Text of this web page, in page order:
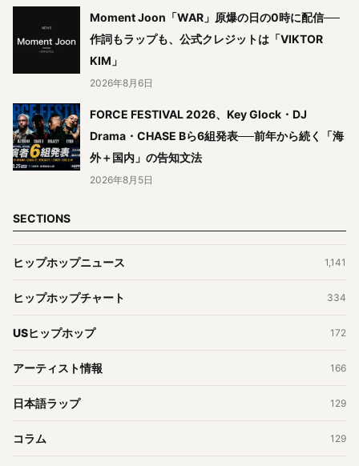
Moment Joon「WAR」原爆の日の0時に配信──
作詞もラップも、公式クレジットは「VIKTOR
KIM」
2026年8月6日
FORCE FESTIVAL 2026、Key Glock・DJ
Drama・CHASE Bら6組発表──前年から続く「海
外＋国内」の告知文法
2026年8月5日
SECTIONS
ヒップホップニュース 1,141
ヒップホップチャート 334
USヒップホップ 172
アーティスト情報 166
日本語ラップ 129
コラム 129